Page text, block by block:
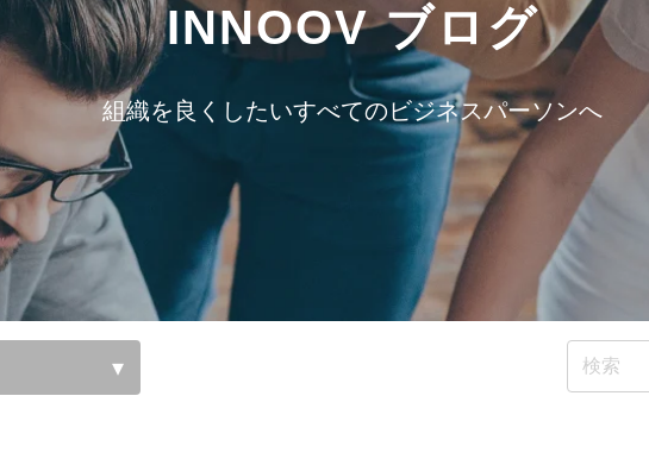
INNOOV ブログ
組織を良くしたいすべてのビジネスパーソンへ